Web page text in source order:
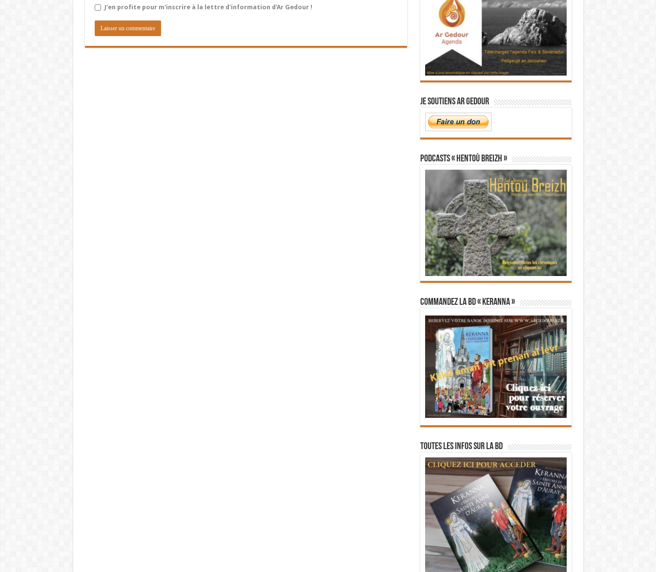
J'en profite pour m'inscrire à la lettre d'information d'Ar Gedour !
Je soutiens Ar Gedour
PODCASTS « Hentoù Breizh »
Commandez la BD « Keranna »
Toutes les infos sur la BD